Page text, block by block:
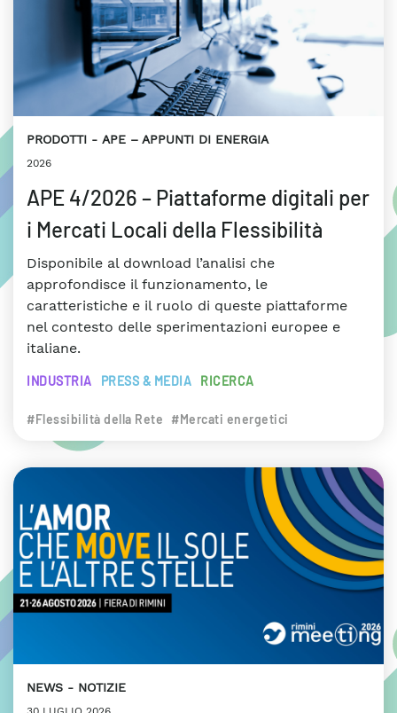
PRODOTTI APE – APPUNTI DI ENERGIA
2026
APE 4/2026 – Piattaforme digitali per
i Mercati Locali della Flessibilità
Disponibile al download l’analisi che
approfondisce il funzionamento, le
caratteristiche e il ruolo di queste piattaforme
nel contesto delle sperimentazioni europee e
italiane.
INDUSTRIA PRESS & MEDIA RICERCA
#Flessibilità della Rete #Mercati energetici
NEWS NOTIZIE